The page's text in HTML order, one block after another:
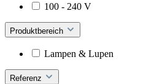
100 - 240 V
Produktbereich
Lampen & Lupen
Referenz